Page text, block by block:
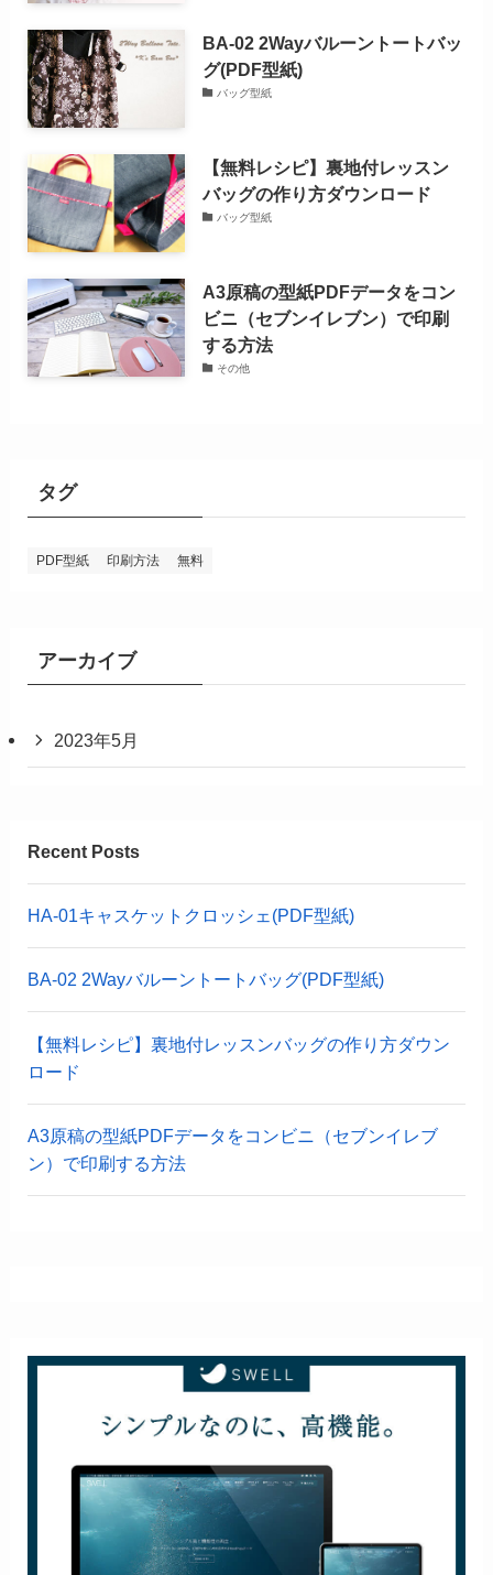
BA-02 2Wayバルーントートバッ
グ(PDF型紙)
バッグ型紙
【無料レシピ】裏地付レッスン
バッグの作り方ダウンロード
バッグ型紙
A3原稿の型紙PDFデータをコン
ビニ（セブンイレブン）で印刷
する方法
その他
タグ
PDF型紙 印刷方法 無料
アーカイブ
2023年5月
Recent Posts
HA-01キャスケットクロッシェ(PDF型紙)
BA-02 2Wayバルーントートバッグ(PDF型紙)
【無料レシピ】裏地付レッスンバッグの作り方ダウン
ロード
A3原稿の型紙PDFデータをコンビニ（セブンイレブ
ン）で印刷する方法